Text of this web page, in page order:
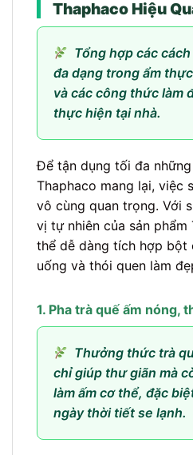
Thaphaco Hiệu
Tổng hợp các
đa dạng trong ẩm
và các công thức làm
thực hiện tại nhà.
Để tận dụng tối đa
Thaphaco mang lại, việc
vô cùng quan trọng. Với
vị tự nhiên của sản phẩm
thể dễ dàng tích hợp bột
uống và thói quen làm
1. Pha trà quế ấm nóng,
Thưởng thức trà
chỉ giúp thư giãn mà
làm ấm cơ thể, đặc
ngày thời tiết se lạnh.